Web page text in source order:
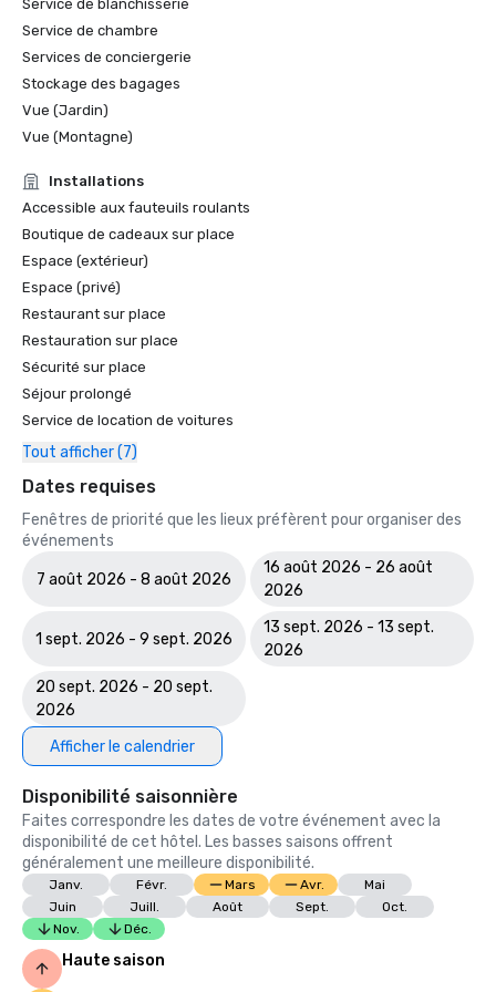
Service de blanchisserie
Service de chambre
Services de conciergerie
Stockage des bagages
Vue (Jardin)
Vue (Montagne)
Installations
Accessible aux fauteuils roulants
Boutique de cadeaux sur place
Espace (extérieur)
Espace (privé)
Restaurant sur place
Restauration sur place
Sécurité sur place
Séjour prolongé
Service de location de voitures
Tout afficher (7)
Dates requises
Fenêtres de priorité que les lieux préfèrent pour organiser des
événements
7 août 2026 - 8 août 2026
16 août 2026 - 26 août
2026
1 sept. 2026 - 9 sept. 2026
13 sept. 2026 - 13 sept.
2026
20 sept. 2026 - 20 sept.
2026
Afficher le calendrier
Disponibilité saisonnière
Faites correspondre les dates de votre événement avec la
disponibilité de cet hôtel. Les basses saisons offrent
généralement une meilleure disponibilité.
Janv. Févr. Mars Avr.
Mai
Juin
Juill. Août Sept.
Oct.
Nov.
Déc.
Haute saison